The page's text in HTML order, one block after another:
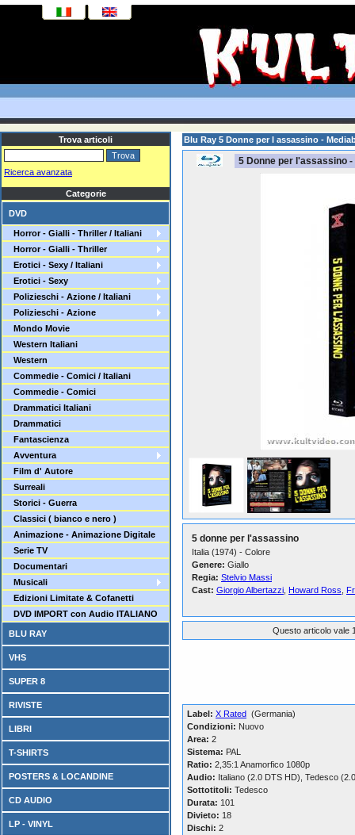
Trova articoli
Ricerca avanzata
Categorie
DVD
Horror - Gialli - Thriller / Italiani
Horror - Gialli - Thriller
Erotici - Sexy / Italiani
Erotici - Sexy
Polizieschi - Azione / Italiani
Polizieschi - Azione
Mondo Movie
Western Italiani
Western
Commedie - Comici / Italiani
Commedie - Comici
Drammatici Italiani
Drammatici
Fantascienza
Avventura
Film d' Autore
Surreali
Storici - Guerra
Classici ( bianco e nero )
Animazione - Animazione Digitale
Serie TV
Documentari
Musicali
Edizioni Limitate & Cofanetti
DVD IMPORT con Audio ITALIANO
BLU RAY
VHS
SUPER 8
RIVISTE
LIBRI
T-SHIRTS
POSTERS & LOCANDINE
CD AUDIO
LP - VINYL
Blu Ray 5 Donne per l assassino -
5 Donne per l'assassino -
5 donne per l'assassino
Italia (1974) - Colore
Genere: Giallo
Regia: Stelvio Massi
Cast: Giorgio Albertazzi Howard Ross
Questo articolo vale
Label: X Rated (Germania)
Condizioni: Nuovo
Area: 2
Sistema: PAL
Ratio: 2,35:1 Anamorfico 1080p
Audio: Italiano (2.0 DTS HD), Tedesco
Sottotitoli: Tedesco
Durata: 101
Divieto: 18
Dischi: 2